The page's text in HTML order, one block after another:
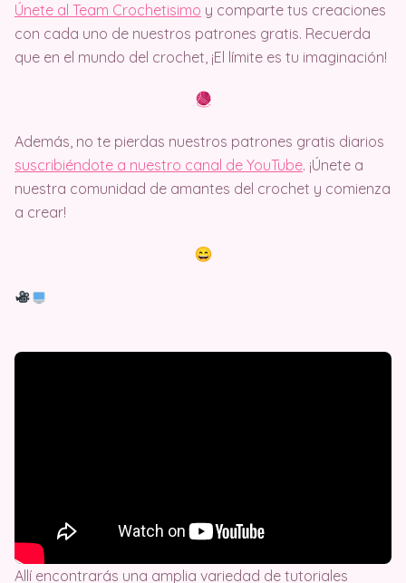
Únete al Team Crochetisimo y comparte tus creaciones
con cada uno de nuestros patrones gratis. Recuerda
que en el mundo del crochet, ¡El límite es tu imaginación!
Además, no te pierdas nuestros patrones gratis diarios
suscribiéndote a nuestro canal de YouTube. ¡Únete a
nuestra comunidad de amantes del crochet y comienza
a crear!
Allí encontrarás una amplia variedad de tutoriales